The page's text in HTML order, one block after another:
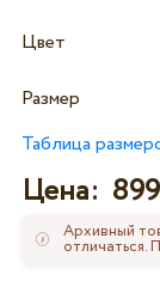
Цвет
Размер
Таблица
Цена:
Архивный
отличаться.